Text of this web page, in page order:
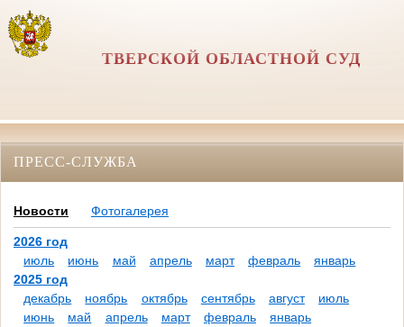
ТВЕРСКОЙ ОБЛАСТНОЙ СУД
ПРЕСС-СЛУЖБА
Новости Фотогалерея
2026 год
июль
июнь май апрель март февраль
январь
2025 год
декабрь
ноябрь октябрь сентябрь август
июль
июнь
май апрель март февраль
январь